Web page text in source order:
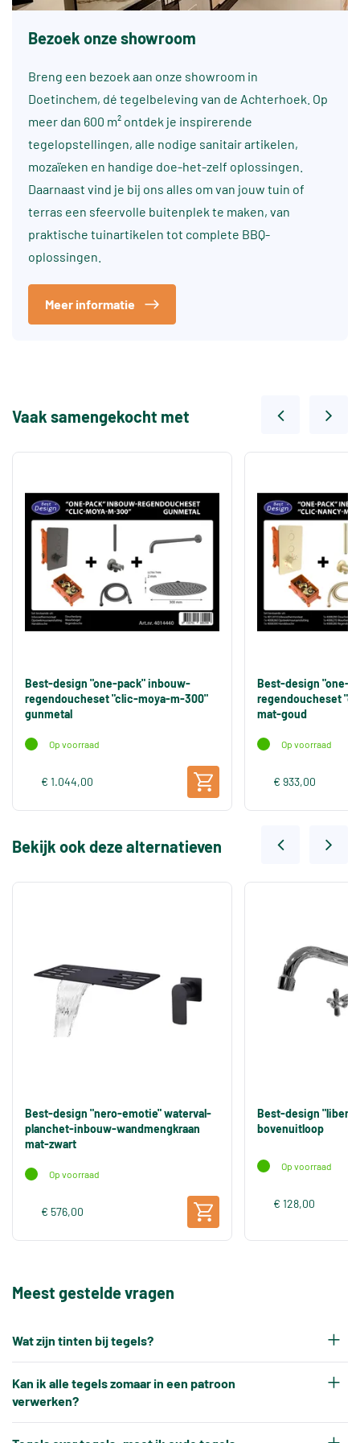
Bezoek onze showroom
Breng een bezoek aan onze showroom in
Doetinchem, dé tegelbeleving van de Achterhoek. Op
meer dan 600 m² ontdek je inspirerende
tegelopstellingen, alle nodige sanitair artikelen,
mozaïeken en handige doe-het-zelf oplossingen.
Daarnaast vind je bij ons alles om van jouw tuin of
terras een sfeervolle buitenplek te maken, van
praktische tuinartikelen tot complete BBQ-
oplossingen.
Meer informatie
Vaak samengekocht met
Best-design "one-pack" inbouw-
regendoucheset "clic-moya-m-300"
gunmetal
Op voorraad
€ 1.044,00
Best-design "one-
regendoucheset
mat-goud
Op voorraad
€ 933,00
Bekijk ook deze alternatieven
Best-design "nero-emotie" waterval-
planchet-inbouw-wandmengkraan
mat-zwart
Op voorraad
€ 576,00
Best-design
bovenuitloop
Op voorraad
€ 128,00
Meest gestelde vragen
Wat zijn tinten bij tegels?
een eigen tintnummer. Omdat keramische tegels
Kan ik alle tegels zomaar in een patroon
verwerken?